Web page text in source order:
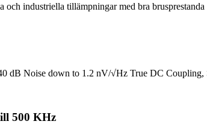
industriella tillämpningar med bra brusprestanda
dB Noise down to 1.2 nV/√Hz True DC
500 KHz